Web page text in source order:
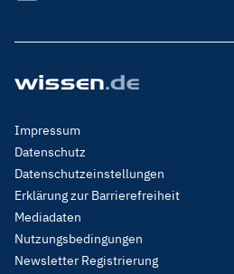
Footer
Menu
Legal
Impressum
Datenschutz
Datenschutzeinstellungen
Erklärung zur Barrierefreiheit
Mediadaten
Nutzungsbedingungen
Newsletter Registrierung